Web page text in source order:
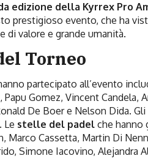
edizione della Kyrrex Pro
prestigioso evento, che ha
di valore e grande umanità.
Torneo
partecipato all’evento
Gomez, Vincent Candela,
De Boer e Nelson Dida.
Le stelle del padel che hanno
Marco Cassetta, Martin Di
Simone Iacovino, Alejandra